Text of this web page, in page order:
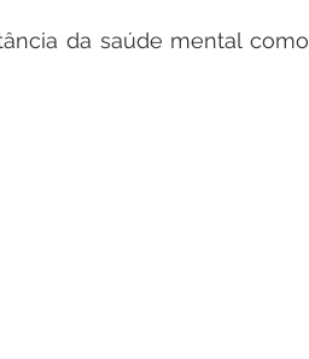
da saúde mental como